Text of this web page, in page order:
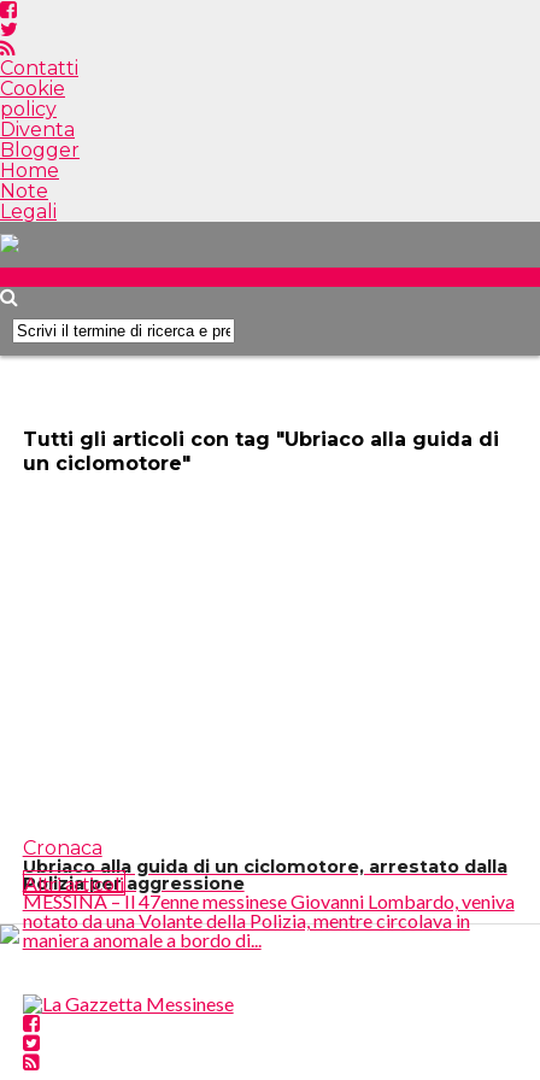
Contatti
Cookie
policy
Diventa
Blogger
Home
Note
Legali
Tutti gli articoli con tag "Ubriaco alla guida di
un ciclomotore"
Cronaca
Ubriaco alla guida di un ciclomotore, arrestato dalla
Polizia per aggressione
MESSINA – Il 47enne messinese Giovanni Lombardo, veniva
notato da una Volante della Polizia, mentre circolava in
maniera anomale a bordo di...
Altri articoli